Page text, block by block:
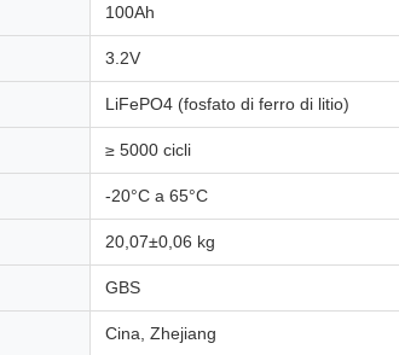
100Ah
3.2V
LiFePO4 (fosfato di ferro di litio)
≥ 5000 cicli
-20°C a 65°C
20,07±0,06 kg
GBS
Cina, Zhejiang